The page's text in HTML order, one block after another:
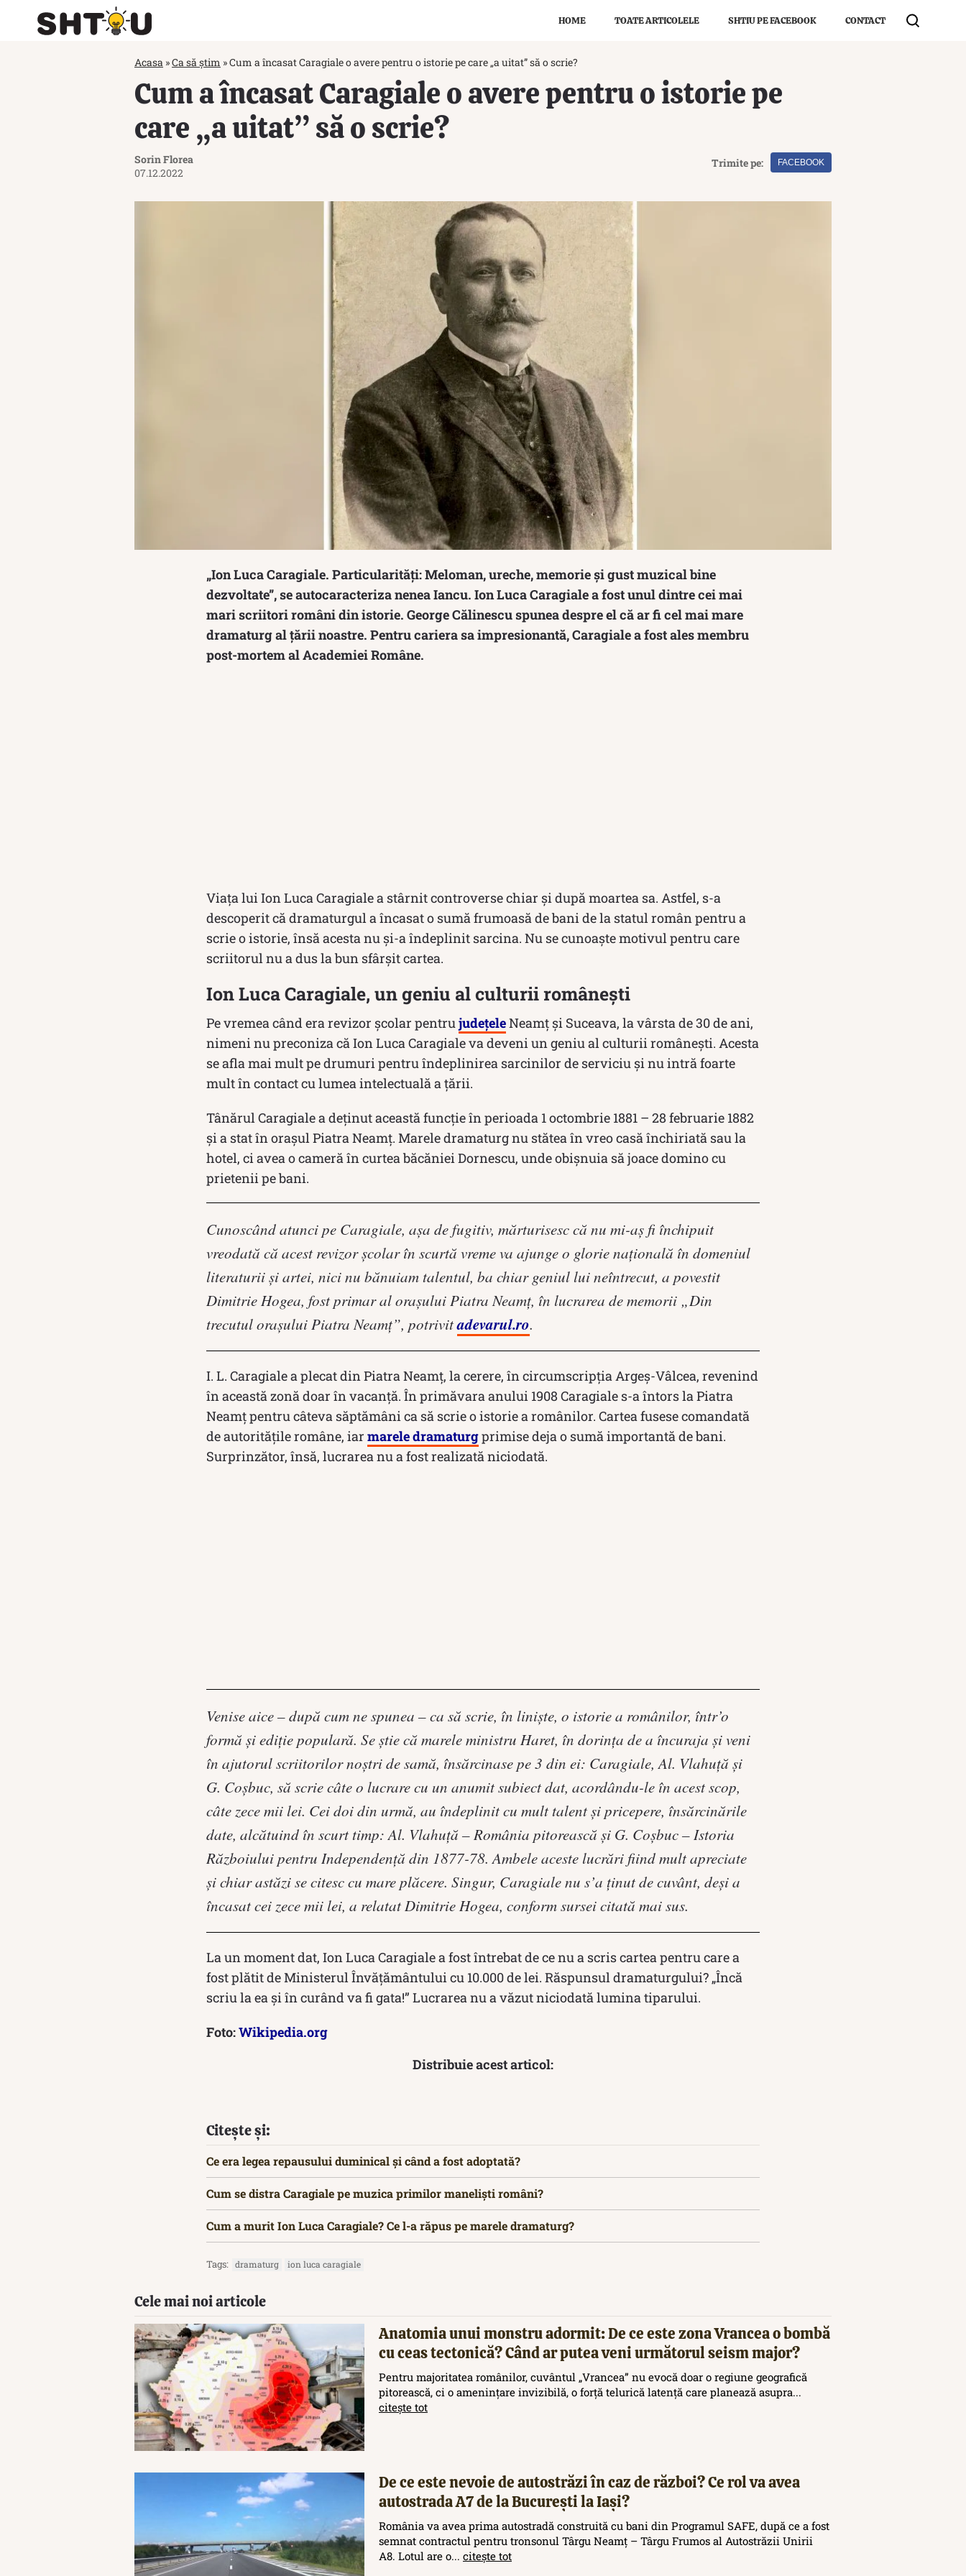
HOME TOATE ARTICOLELE SHTIU PE FACEBOOK CONTACT
Acasa »Ca să știm »Cum a încasat Caragiale o avere pentru o istorie pe care „a uitat” să o scrie?
Cum a încasat Caragiale o avere pentru o istorie pe
care „a uitat” să o scrie?
Sorin Florea
07.12.2022
Trimite pe: FACEBOOK
„Ion Luca Caragiale. Particularităţi: Meloman, ureche, memorie şi gust muzical bine
dezvoltate”, se autocaracteriza nenea Iancu. Ion Luca Caragiale a fost unul dintre cei mai
mari scriitori români din istorie. George Călinescu spunea despre el că ar fi cel mai mare
dramaturg al țării noastre. Pentru cariera sa impresionantă, Caragiale a fost ales membru
post-mortem al Academiei Române.
Viața lui Ion Luca Caragiale a stârnit controverse chiar și după moartea sa. Astfel, s-a
descoperit că dramaturgul a încasat o sumă frumoasă de bani de la statul român pentru a
scrie o istorie, însă acesta nu și-a îndeplinit sarcina. Nu se cunoaște motivul pentru care
scriitorul nu a dus la bun sfârșit cartea.
Ion Luca Caragiale, un geniu al culturii românești
Pe vremea când era revizor şcolar pentrujudeţeleNeamţ şi Suceava, la vârsta de 30 de ani,
nimeni nu preconiza că Ion Luca Caragiale va deveni un geniu al culturii românești. Acesta
se afla mai mult pe drumuri pentru îndeplinirea sarcinilor de serviciu și nu intră foarte
mult în contact cu lumea intelectuală a țării.
Tânărul Caragiale a deținut această funcție în perioada 1 octombrie 1881 – 28 februarie 1882
și a stat în orașul Piatra Neamț. Marele dramaturg nu stătea în vreo casă închiriată sau la
hotel, ci avea o cameră în curtea băcăniei Dornescu, unde obișnuia să joace domino cu
prietenii pe bani.
Cunoscând atunci pe Caragiale, aşa de fugitiv, mărturisesc că nu mi-aş fi închipuit
vreodată că acest revizor şcolar în scurtă vreme va ajunge o glorie naţională în domeniul
literaturii şi artei, nici nu bănuiam talentul, ba chiar geniul lui neîntrecut, a povestit
Dimitrie Hogea, fost primar al oraşului Piatra Neamţ, în lucrarea de memorii „Din
trecutul oraşului Piatra Neamţ”, potrivitadevarul.ro.
I. L. Caragiale a plecat din Piatra Neamț, la cerere, în circumscripția Argeş-Vâlcea, revenind
în această zonă doar în vacanță. În primăvara anului 1908 Caragiale s-a întors la Piatra
Neamț pentru câteva săptămâni ca să scrie o istorie a românilor. Cartea fusese comandată
de autoritățile române, iar marele dramaturgprimise deja o sumă importantă de bani.
Surprinzător, însă, lucrarea nu a fost realizată niciodată.
Venise aice – după cum ne spunea – ca să scrie, în linişte, o istorie a românilor, într’o
formă şi ediţie populară. Se ştie că marele ministru Haret, în dorinţa de a încuraja şi veni
în ajutorul scriitorilor noştri de samă, însărcinase pe 3 din ei: Caragiale, Al. Vlahuţă şi
G. Coşbuc, să scrie câte o lucrare cu un anumit subiect dat, acordându-le în acest scop,
câte zece mii lei. Cei doi din urmă, au îndeplinit cu mult talent şi pricepere, însărcinările
date, alcătuind în scurt timp: Al. Vlahuţă – România pitorească şi G. Coşbuc – Istoria
Războiului pentru Independenţă din 1877-78. Ambele aceste lucrări fiind mult apreciate
şi chiar astăzi se citesc cu mare plăcere. Singur, Caragiale nu s’a ţinut de cuvânt, deşi a
încasat cei zece mii lei, a relatat Dimitrie Hogea, conform sursei citată mai sus.
La un moment dat, Ion Luca Caragiale a fost întrebat de ce nu a scris cartea pentru care a
fost plătit de Ministerul Învățământului cu 10.000 de lei. Răspunsul dramaturgului? „Încă
scriu la ea și în curând va fi gata!” Lucrarea nu a văzut niciodată lumina tiparului.
Foto:Wikipedia.org
Distribuie acest articol:
Citește și:
Ce era legea repausului duminical și când a fost adoptată?
Cum se distra Caragiale pe muzica primilor maneliști români?
Cum a murit Ion Luca Caragiale? Ce l-a răpus pe marele dramaturg?
Tags: dramaturg ion luca caragiale
Cele mai noi articole
Anatomia unui monstru adormit: De ce este zona Vrancea o bombă
cu ceas tectonică? Când ar putea veni următorul seism major?
Pentru majoritatea românilor, cuvântul „Vrancea” nu evocă doar o regiune geografică
pitorească, ci o amenințare invizibilă, o forță telurică latență care planează asupra...
citește tot
De ce este nevoie de autostrăzi în caz de război? Ce rol va avea
autostrada A7 de la București la Iași?
România va avea prima autostradă construită cu bani din Programul SAFE, după ce a fost
semnat contractul pentru tronsonul Târgu Neamț – Târgu Frumos al Autostrăzii Unirii
A8. Lotul are o... citește tot